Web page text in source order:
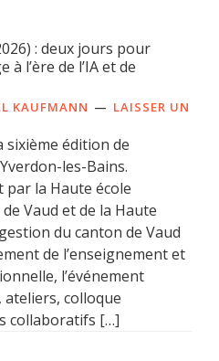
: deux jours pour
l’ère de l’IA et de
KAUFMANN
LAISSER UN
sixième édition de
les-Bains.
la Haute école
Vaud et de la Haute
du canton de Vaud
de l’enseignement et
l’événement
colloque
collaboratifs […]